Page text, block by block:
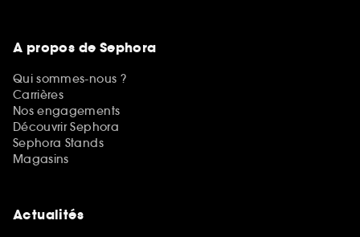
A propos de Sephora
Qui sommes-nous ?
Carrières
Nos engagements
Découvrir Sephora
Sephora Stands
Magasins
Actualités